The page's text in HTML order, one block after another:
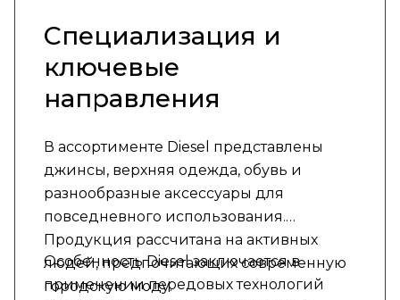
Специализация и
ключевые
направления
В ассортименте Diesel представлены
джинсы, верхняя одежда, обувь и
разнообразные аксессуары для
повседневного использования.
Продукция рассчитана на активных
людей, предпочитающих современную
городскую моду.
Особенность Diesel заключается в
применении передовых технологий